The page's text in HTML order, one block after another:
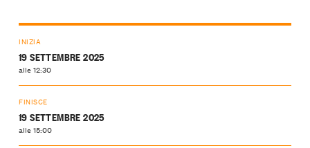
INIZIA
19 SETTEMBRE 2025
alle 12:30
FINISCE
19 SETTEMBRE 2025
alle 15:00